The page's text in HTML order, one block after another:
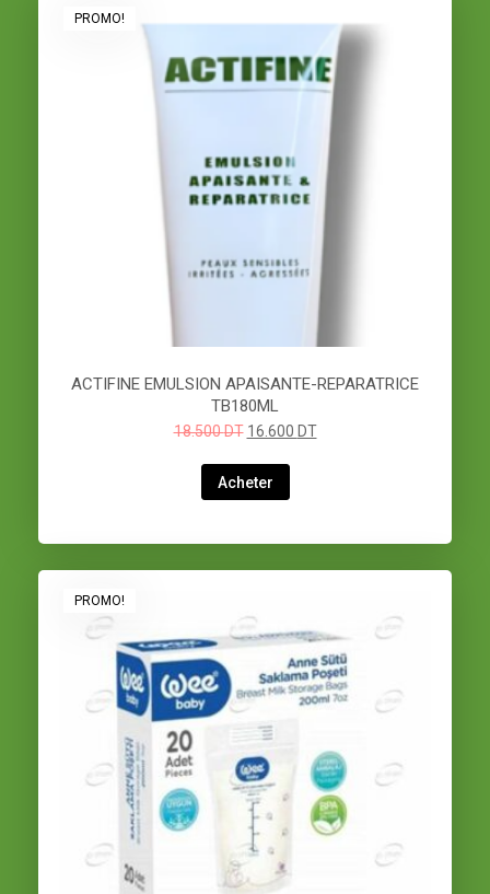
PROMO!
ACTIFINE EMULSION APAISANTE-REPARATRICE
TB180ML
18.500DT 16.600 DT
Acheter
PROMO!